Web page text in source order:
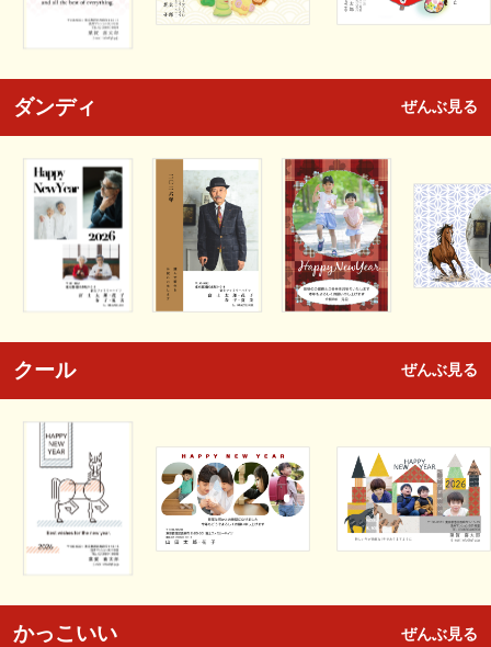
ダンディ ぜんぶ見る
クール ぜんぶ見る
かっこいい ぜんぶ見る